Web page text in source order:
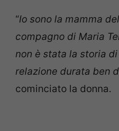
“Io sono la mamma
compagno di Maria
non è stata la storia
relazione durata ben
cominciato la donna.